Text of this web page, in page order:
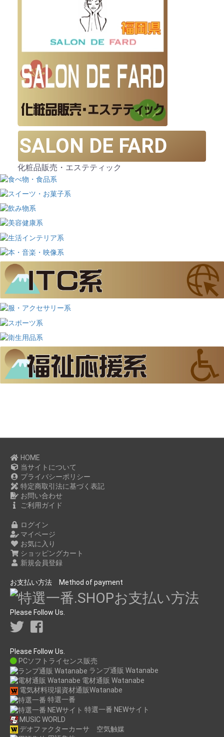
SALON DE FARD
化粧品販売・エステティック
HOME
当サイトについて
プライバシーポリシー
特定商取引法に基づく表記
お問い合わせ
ご利用ガイド
ログイン
マイページ
お気に入り
ショッピングカート
新規会員登録
お支払い方法 Method of payment
Please Follow Us.
Please Follow Us.
PCソフトライセンス販売
ランプ通販 Watanabe
電材通販 Watanabe
電気材料現場資材通販Watanabe
特選一番
特選一番 NEWサイト
MUSIC WORLD
デオファクターカーサ 空気触媒